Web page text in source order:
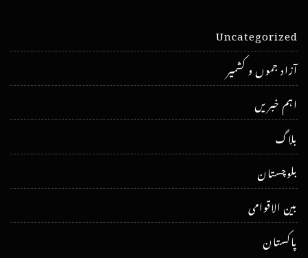
Uncategorized
آزاد جموں و کشمیر
اہم خبریں
بلاگ
بلوچستان
بین الاقوامی
پاکستان